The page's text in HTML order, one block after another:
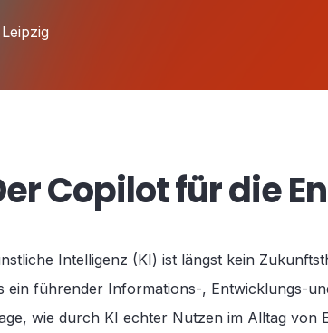
Copilot für die
Intelligenz (KI) ist längst kein
ein führender Informations-, Entwicklungs-
wie durch KI echter Nutzen im Alltag von